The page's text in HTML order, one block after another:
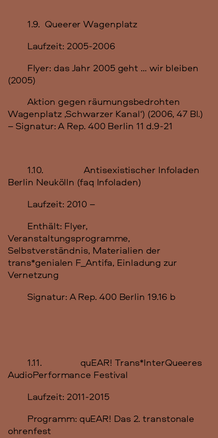
1.9. Queerer Wagenplatz
Laufzeit: 2005-2006
Flyer: das Jahr 2005 geht … wir bleiben
(2005)
Aktion gegen räumungsbedrohten
Wagenplatz ‚Schwarzer Kanal‘) (2006, 47 Bl.)
– Signatur: A Rep. 400 Berlin 11 d.9-21
1.10. Antisexistischer Infoladen
Berlin Neukölln (faq Infoladen)
Laufzeit: 2010 –
Enthält: Flyer,
Veranstaltungsprogramme,
Selbstverständnis, Materialien der
trans*genialen F_Antifa, Einladung zur
Vernetzung
Signatur: A Rep. 400 Berlin 19.16 b
1.11. quEAR! Trans*InterQueeres
AudioPerformance Festival
Laufzeit: 2011-2015
Programm: quEAR! Das 2. transtonale
ohrenfest